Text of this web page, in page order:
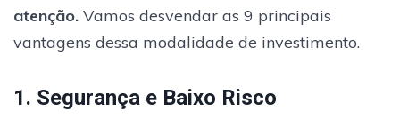
atenção. Vamos desvendar as 9 principais
vantagens dessa modalidade de investimento.
1. Segurança e Baixo Risco